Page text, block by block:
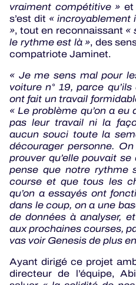
vraiment compétitive » et
s’est dit « incroyablement
», tout en reconnaissant «
le rythme est là », des
compatriote Jaminet.
« Je me sens mal pour
voiture n° 19, parce
ont fait un travail
« Le problème qu’on a
pas leur travail ni la
aucun souci toute la
décourager personne.
prouver qu’elle pouvait
pense que notre rythme
course et que tous les
qu’on a essayés ont
dans le coup, on a une
de données à analyser,
aux prochaines courses,
vas voir Genesis de plus
Ayant dirigé ce projet
directeur de l’équipe,